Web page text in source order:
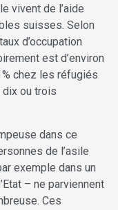
vivent de l’aide
suisses. Selon
d’occupation
est d’environ
chez les réfugiés
dix ou trois
dans ce
de l’asile
exemple dans un
– ne parviennent
Ces